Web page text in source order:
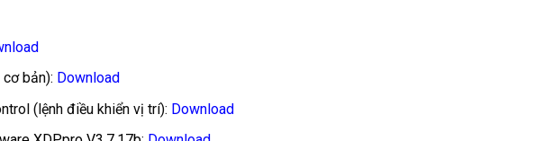
bản): Download
(lệnh điều khiển vị trí): Download